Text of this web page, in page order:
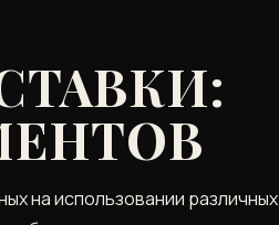
на использовании различных